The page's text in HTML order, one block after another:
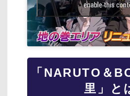
enable this
「NARUTO＆
里」と